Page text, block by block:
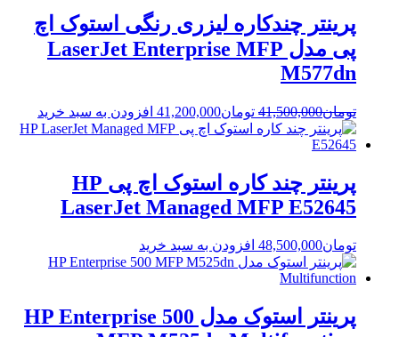
پرینتر چندکاره لیزری رنگی استوک اچ
پی مدل LaserJet Enterprise MFP
M577dn
تومان41,500,000
Original
price
تومان41,200,000
Current
price
افزودن به سبد خرید
پرینتر چند کاره استوک اچ پی HP
LaserJet Managed MFP E52645
تومان48,500,000 افزودن به سبد خرید
پرینتر استوک مدل HP Enterprise 500